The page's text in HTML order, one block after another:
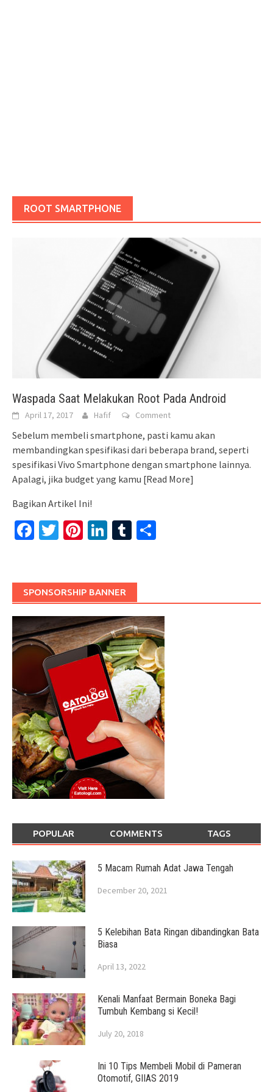
ROOT SMARTPHONE
Waspada Saat Melakukan Root Pada Android
April 17, 2017 Hafif Comment
Sebelum membeli smartphone, pasti kamu akan
membandingkan spesifikasi dari beberapa brand, seperti
spesifikasi Vivo Smartphone dengan smartphone lainnya.
Apalagi, jika budget yang kamu [Read More]
Bagikan Artikel Ini!
Facebook
TwitterPinterest
LinkedIn
Tumblr
SPONSORSHIP BANNER
POPULAR COMMENTS TAGS
5 Macam Rumah Adat Jawa Tengah
December 20, 2021
5 Kelebihan Bata Ringan dibandingkan Bata
Biasa
April 13, 2022
Kenali Manfaat Bermain Boneka Bagi
Tumbuh Kembang si Kecil!
July 20, 2018
Ini 10 Tips Membeli Mobil di Pameran
Otomotif, GIIAS 2019